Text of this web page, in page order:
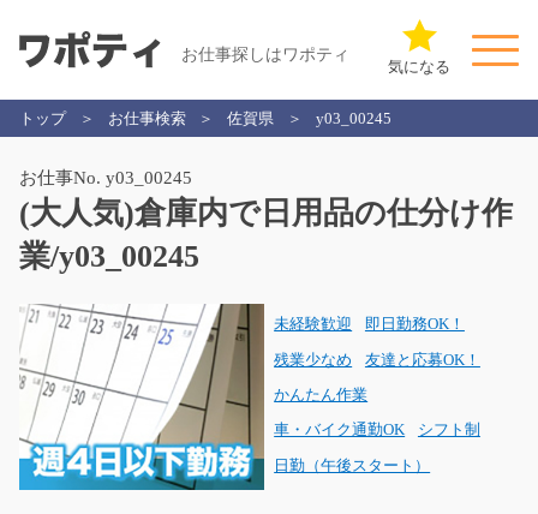
お仕事探しはワポティ
気になる
トップ お仕事検索 佐賀県 y03_00245
お仕事No. y03_00245
(大人気)倉庫内で日用品の仕分け作
業/y03_00245
未経験歓迎 即日勤務OK！
残業少なめ 友達と応募OK！
かんたん作業
車・バイク通勤OK シフト制
日勤（午後スタート）